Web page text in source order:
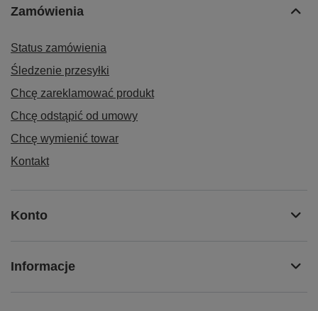
Zamówienia
Status zamówienia
Śledzenie przesyłki
Chcę zareklamować produkt
Chcę odstąpić od umowy
Chcę wymienić towar
Kontakt
Konto
Informacje